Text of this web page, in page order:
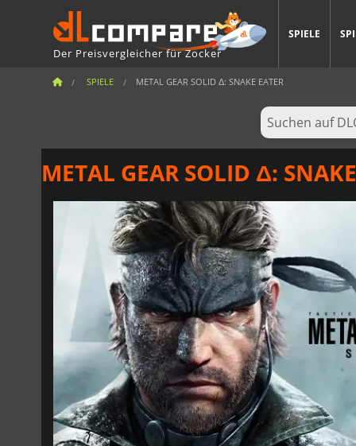
Der Preisvergleicher für Zocker
SPIELE
SPIELE METAL GEAR SOLID Δ: SNAKE EATER
METAL GEAR SOLID Δ: